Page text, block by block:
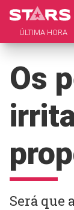
ÚLTIMA HORA
Os
Será que